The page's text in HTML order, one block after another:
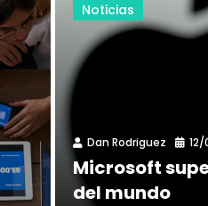
Noticias
Dan Rodriguez 12/
Microsoft
del mundo